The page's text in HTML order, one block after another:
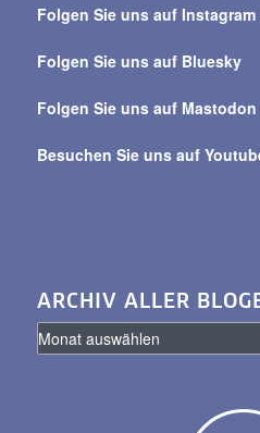
alle
Folgen Sie uns auf Instagram
Folgen Sie uns auf Bluesky
Folgen Sie uns auf Mastodon
Besuchen Sie uns auf
ARCHIV ALLER